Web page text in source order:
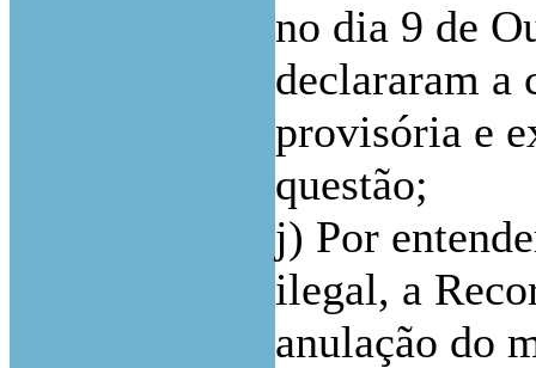
no dia 9 de
declararam a
provisória e
questão;
j) Por
ilegal, a
anulação do